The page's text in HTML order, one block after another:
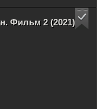
Фильм 2 (2021)